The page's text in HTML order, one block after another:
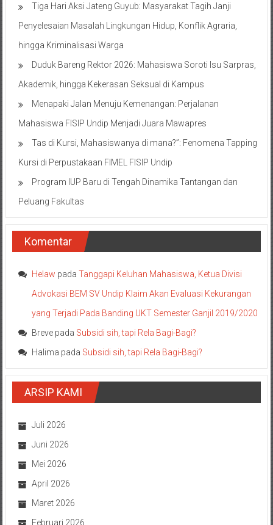
Tiga Hari Aksi Jateng Guyub: Masyarakat Tagih Janji
Penyelesaian Masalah Lingkungan Hidup, Konflik Agraria,
hingga Kriminalisasi Warga
Duduk Bareng Rektor 2026: Mahasiswa Soroti Isu Sarpras,
Akademik, hingga Kekerasan Seksual di Kampus
Menapaki Jalan Menuju Kemenangan: Perjalanan
Mahasiswa FISIP Undip Menjadi Juara Mawapres
Tas di Kursi, Mahasiswanya di mana?”: Fenomena Tapping
Kursi di Perpustakaan FIMEL FISIP Undip
Program IUP Baru di Tengah Dinamika Tantangan dan
Peluang Fakultas
Komentar
Helaw pada Tanggapi Keluhan Mahasiswa, Ketua Divisi
Advokasi BEM SV Undip Klaim Akan Evaluasi Kekurangan
yang Terjadi Pada Banding UKT Semester Ganjil 2019/2020
Brevepada Subsidi sih, tapi Rela Bagi-Bagi?
Halima pada Subsidi sih, tapi Rela Bagi-Bagi?
ARSIP KAMI
Juli 2026
Juni 2026
Mei 2026
April 2026
Maret 2026
Februari 2026